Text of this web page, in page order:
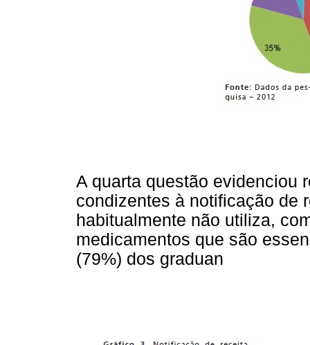
A quarta questão evidenciou
condizentes à notificação de
habitualmente não utiliza,
medicamentos que são
(79%) dos graduan